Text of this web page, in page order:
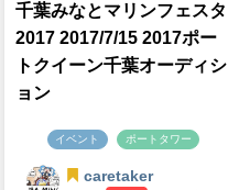
千葉みなとマリンフェスタ
2017 2017/7/15 2017ポー
トクイーン千葉オーディシ
ョン
イベント ポートタワー
caretaker